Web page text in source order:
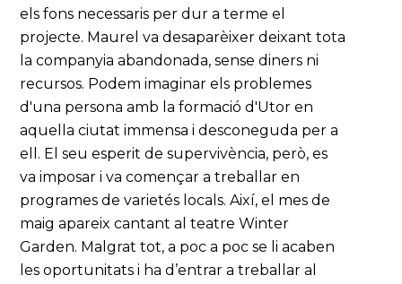
els fons necessaris per dur a terme el
projecte. Maurel va desaparèixer deixant tota
la companyia abandonada, sense diners ni
recursos. Podem imaginar els problemes
d'una persona amb la formació d'Utor en
aquella ciutat immensa i desconeguda per a
ell. El seu esperit de supervivència, però, es
va imposar i va començar a treballar en
programes de varietés locals. Així, el mes de
maig apareix cantant al teatre Winter
Garden. Malgrat tot, a poc a poc se li acaben
les oportunitats i ha d’entrar a treballar al